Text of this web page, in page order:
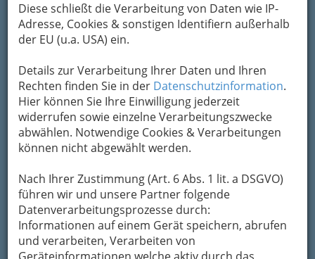
Diese schließt die Verarbeitung von Daten wie IP-
Adresse, Cookies & sonstigen Identifiern außerhalb
der EU (u.a. USA) ein.
Details zur Verarbeitung Ihrer Daten und Ihren
Rechten finden Sie in der Datenschutzinformation.
Hier können Sie Ihre Einwilligung jederzeit
widerrufen sowie einzelne Verarbeitungszwecke
abwählen. Notwendige Cookies & Verarbeitungen
können nicht abgewählt werden.
Nach Ihrer Zustimmung (Art. 6 Abs. 1 lit. a DSGVO)
führen wir und unsere Partner folgende
Datenverarbeitungsprozesse durch:
Informationen auf einem Gerät speichern, abrufen
und verarbeiten, Verarbeiten von